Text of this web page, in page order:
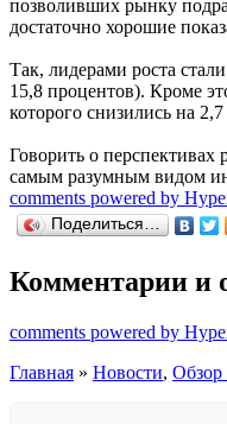
позволивших рынку
достаточно хорошие
Так, лидерами роста
15,8 процентов). Кроме
которого снизились на
Говорить о
самым разумным видом
comments powered by
Поделиться…
Комментарии и
comments powered by
Главная » Новости, Обзор